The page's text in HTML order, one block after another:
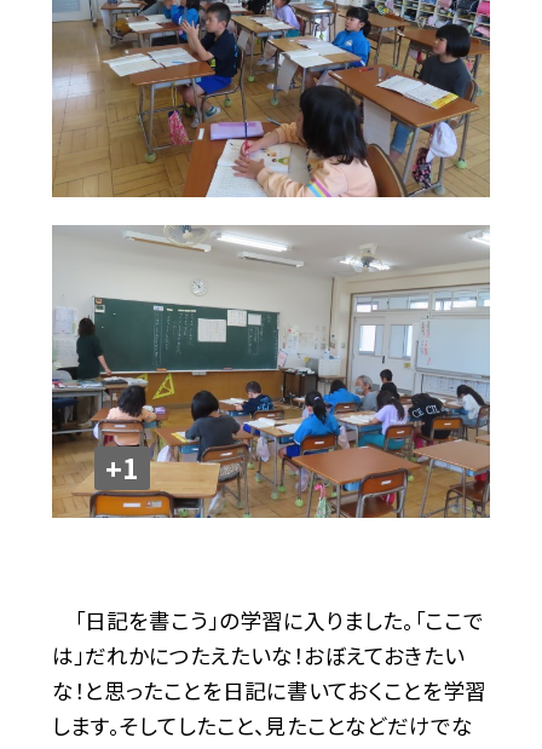
+1
「日記を書こう」の学習に入りました。「ここで
は」だれかにつたえたいな！おぼえておきたい
な！と思ったことを日記に書いておくことを学習
します。そしてしたこと、見たことなどだけでな